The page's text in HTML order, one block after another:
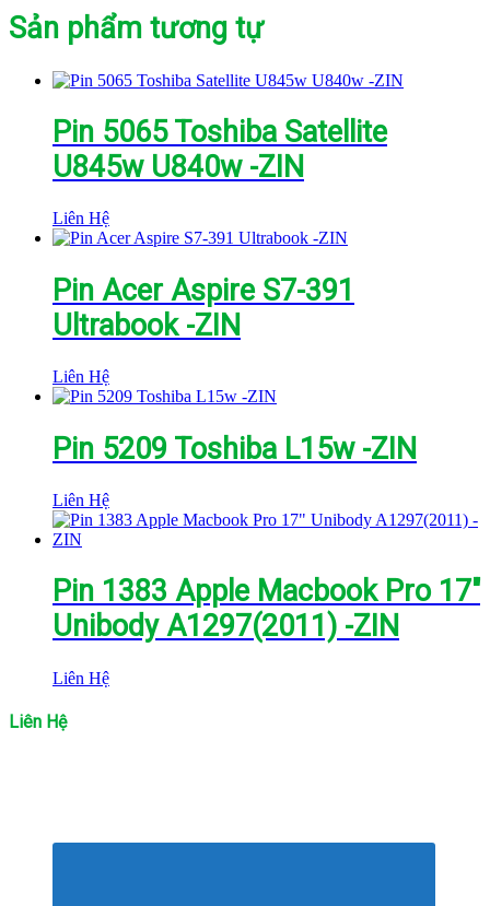
Sản phẩm tương tự
Pin 5065 Toshiba Satellite
U845w U840w -ZIN
Liên Hệ
Pin Acer Aspire S7-391
Ultrabook -ZIN
Liên Hệ
Pin 5209 Toshiba L15w -ZIN
Liên Hệ
Pin 1383 Apple Macbook Pro 17″
Unibody A1297(2011) -ZIN
Liên Hệ
Liên Hệ